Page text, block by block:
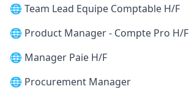
🌐 Team Lead Equipe Comptable H/F
🌐 Product Manager - Compte Pro H/F
🌐 Manager Paie H/F
🌐 Procurement Manager